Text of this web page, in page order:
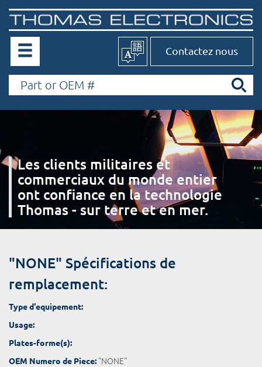
Contactez nous
Les clients militaires et
commerciaux du monde entier
ont confiance en la technologie
Thomas - sur terre et en mer.
"NONE" Spécifications de
remplacement:
Type d'equipement:
Usage:
Plates-forme(s):
OEM Numero de Piece: "NONE"